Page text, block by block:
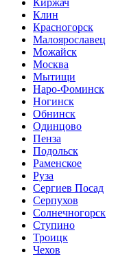
Киржач
Клин
Красногорск
Малоярославец
Можайск
Москва
Мытищи
Наро-Фоминск
Ногинск
Обнинск
Одинцово
Пенза
Подольск
Раменское
Руза
Сергиев Посад
Серпухов
Солнечногорск
Ступино
Троицк
Чехов